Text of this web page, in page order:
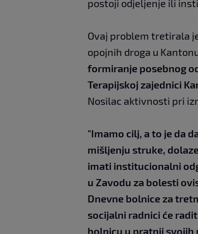
postoji odjeljenje ili
Ovaj problem tretirala
opojnih droga u
formiranje posebnog
Terapijskoj zajednici
Nosilac aktivnosti pri
"Imamo cilj, a to je da
mišljenju struke,
imati institucionalni
u Zavodu za bolesti
Dnevne bolnice za
socijalni radnici će
bolnicu u pratnji svojih